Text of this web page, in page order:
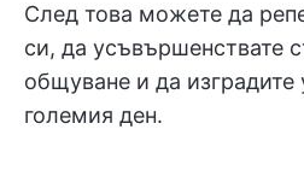
След това можете да
си, да усъвършенствате
общуване и да изградите
големия ден.